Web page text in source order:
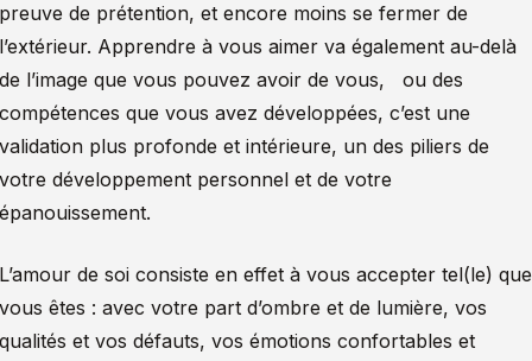
de prétention, et encore moins se fermer de
Apprendre à vous aimer va également au-delà
l’image que vous pouvez avoir de vous, ou des
que vous avez développées, c’est une
plus profonde et intérieure, un des piliers de
développement personnel et de votre
de soi consiste en effet à vous accepter tel(le) que
êtes : avec votre part d’ombre et de lumière, vos
et vos défauts, vos émotions confortables et